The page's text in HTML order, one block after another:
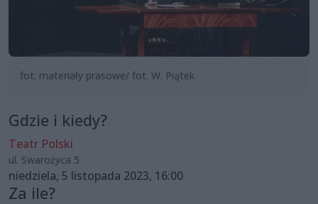
fot. materiały prasowe/ fot. W. Piątek
Gdzie i kiedy?
Teatr Polski
ul. Swarożyca 5
niedziela, 5 listopada 2023, 16:00
Za ile?